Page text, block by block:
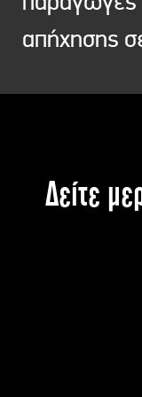
απήχησης
Δείτε